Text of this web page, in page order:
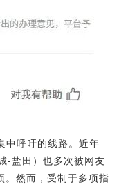
中呼吁的线路。近年
-盐田）也多次被网友
。然而，受制于多项指